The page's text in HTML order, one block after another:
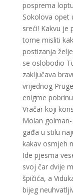
posprema
Sokolova opet
sreći! Kakvu je
tome misliti
postizanja
se oslobodio
zaključava
vrijednog
enigme
Vračar koji
Molan
gađa u stilu
kakav osmjeh
Ide pjesma
svoj čar dvije
špičića, a
bijeg